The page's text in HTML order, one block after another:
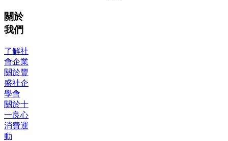
關於
我們
了解社
會企業
關於豐
盛社企
學會
關於十
一良心
消費運
動